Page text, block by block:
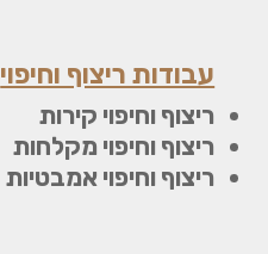
עבודות ריצוף וחיפוי
ריצוף וחיפוי קירות
ריצוף וחיפוי מקלחות
ריצוף וחיפוי אמבטיות